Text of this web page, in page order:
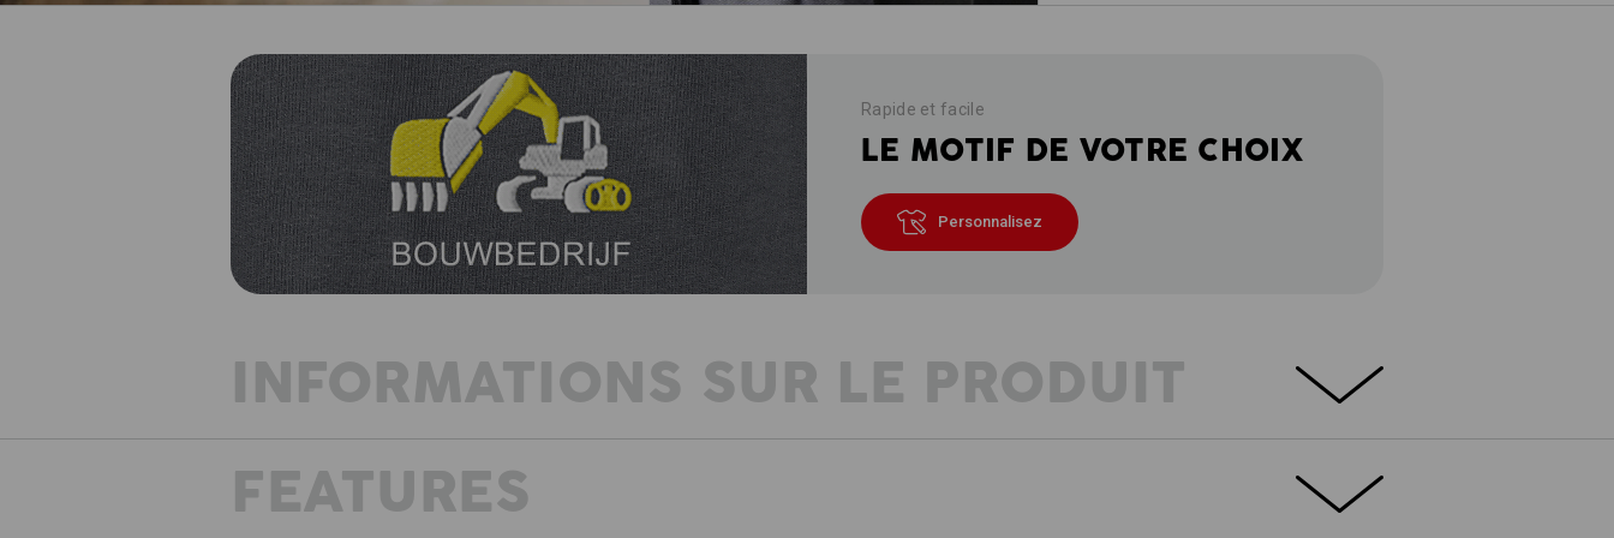
Rapide et facile
LE MOTIF DE VOTRE CHOIX
Personnalisez
INFORMATIONS SUR LE PRODUIT
EXTRAS
FEATURES